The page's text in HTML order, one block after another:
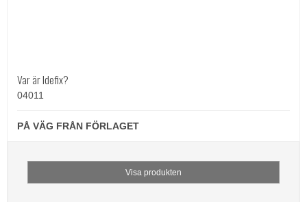
Var är Idefix?
04011
PÅ VÄG FRÅN FÖRLAGET
Visa produkten